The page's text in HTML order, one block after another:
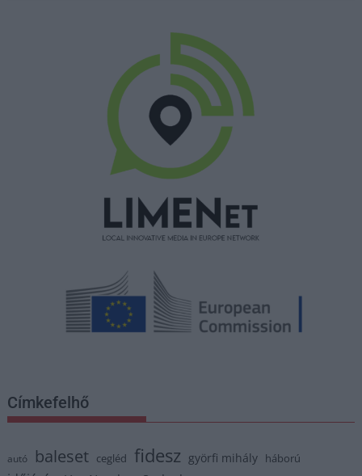
Címkefelhő
autó baleset cegléd fidesz györfi mihály háború